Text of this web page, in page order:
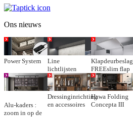
Ons nieuws
Power System
Line
lichtlijsten
Klapdeurbeslag
FREEslim flap
Alu-kaders :
zoom in op de
Dressinginrichting
en accessoires
Hawa Folding
Concepta III